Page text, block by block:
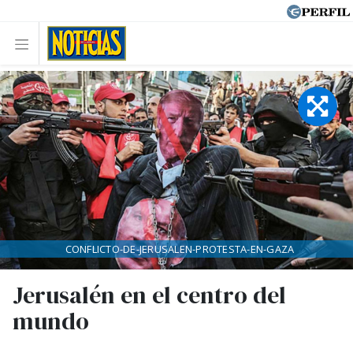
Jerusalén en el centro del
mundo
CONFLICTO-DE-JERUSALEN-PROTESTA-EN-GAZA